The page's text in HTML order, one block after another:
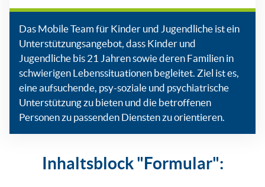
Das Mobile Team für Kinder und Jugendliche ist ein
Unterstützungsangebot, dass Kinder und
Jugendliche bis 21 Jahren sowie deren Familien in
schwierigen Lebenssituationen begleitet. Ziel ist es,
eine aufsuchende, psy-soziale und psychiatrische
Unterstützung zu bieten und die betroffenen
Personen zu passenden Diensten zu orientieren.
Inhaltsblock "Formular":